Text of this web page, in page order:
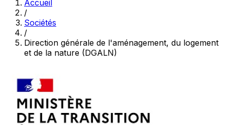
Accueil
/
Sociétés
/
Direction générale de l'aménagement, du logement
et de la nature (DGALN)